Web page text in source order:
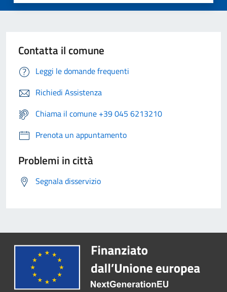
Contatta il comune
Leggi le domande frequenti
Richiedi Assistenza
Chiama il comune +39 045 6213210
Prenota un appuntamento
Problemi in città
Segnala disservizio